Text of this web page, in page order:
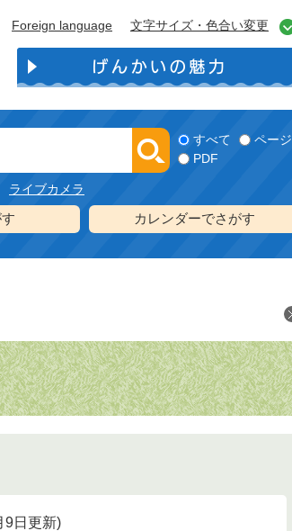
Foreign language 文字サイズ・色合い変更
すべて
ページ
PDF
ライブカメラ
カレンダーでさがす
9日更新